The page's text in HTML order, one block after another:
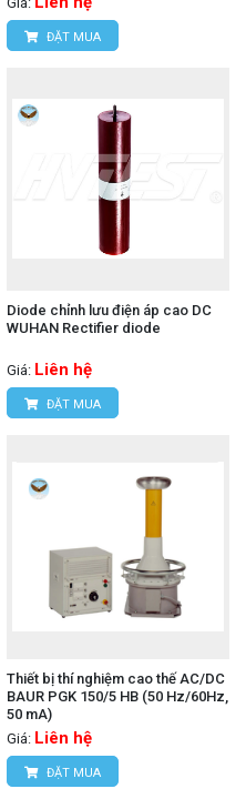
ĐẶT MUA
Diode chỉnh lưu điện áp cao DC
WUHAN Rectifier diode
Giá: Liên hệ
ĐẶT MUA
Thiết bị thí nghiệm cao thế AC/DC
BAUR PGK 150/5 HB (50 Hz/60Hz,
50 mA)
Giá: Liên hệ
ĐẶT MUA